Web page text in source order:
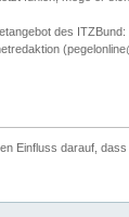
des
Einfluss darauf,